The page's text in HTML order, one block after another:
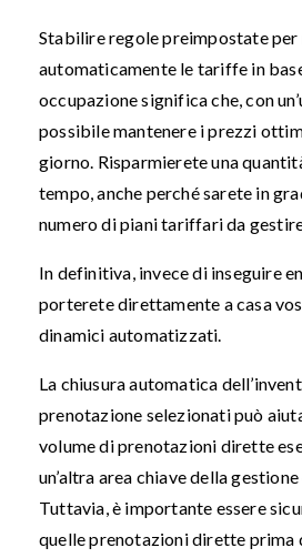
Stabilire regole preimpostate per
automaticamente le tariffe in
occupazione significa che, con
possibile mantenere i prezzi
giorno. Risparmierete una
tempo, anche perché sarete in
numero di piani tariffari da
In definitiva, invece di inseguire
porterete direttamente a casa
dinamici automatizzati.
La chiusura automatica
prenotazione selezionati può
volume di prenotazioni dirette
un’altra area chiave della
Tuttavia, è importante essere
quelle prenotazioni dirette prima